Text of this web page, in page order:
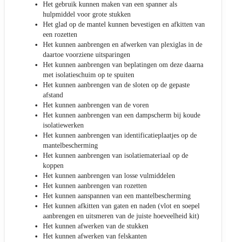
Het gebruik kunnen maken van een spanner als
hulpmiddel voor grote stukken
Het glad op de mantel kunnen bevestigen en afkitten van
een rozetten
Het kunnen aanbrengen en afwerken van plexiglas in de
daartoe voorziene uitsparingen
Het kunnen aanbrengen van beplatingen om deze daarna
met isolatieschuim op te spuiten
Het kunnen aanbrengen van de sloten op de gepaste
afstand
Het kunnen aanbrengen van de voren
Het kunnen aanbrengen van een dampscherm bij koude
isolatiewerken
Het kunnen aanbrengen van identificatieplaatjes op de
mantelbescherming
Het kunnen aanbrengen van isolatiemateriaal op de
koppen
Het kunnen aanbrengen van losse vulmiddelen
Het kunnen aanbrengen van rozetten
Het kunnen aanspannen van een mantelbescherming
Het kunnen afkitten van gaten en naden (vlot en soepel
aanbrengen en uitsmeren van de juiste hoeveelheid kit)
Het kunnen afwerken van de stukken
Het kunnen afwerken van felskanten